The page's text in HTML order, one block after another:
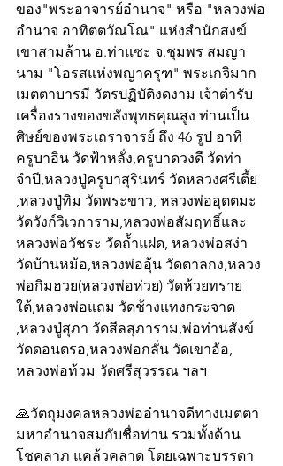
ของ"พระอาจารย์อำนาจ" หรือ "หลวงพ่อ
อำนาจ อาทิตตวัณโณ" แห่งสำนักสงฆ์
เขาสามล้าน อ.ท่าแซะ จ.ชุมพร สมญา
นาม "โอรสแห่งพญาครุฑ" พระเกจิมาก
เมตตาบารมี วัตรปฏิบัติงดงาม เจ้าตำรับ
เครื่องรางของขลังพุทธคุณสูง ท่านเป็น
ศิษย์ของพระเถราจารย์ ถึง 46 รูป อาทิ
ครูบาอิน วัดฟ้าหลั่ง,ครูบาดวงดี วัดท่า
จำปี,หลวงปู่ครูบาสุรินทร์ วัดหลวงศรีเตี้ย
,หลวงปู่ทิม วัดพระขาว, หลวงพ่ออุตตมะ
วัดวังก์วิเวการาม,หลวงพ่อสัมฤทธิ์และ
หลวงพ่อวัชระ วัดถ้ำแฝด, หลวงพ่อสง่า
วัดบ้านหม้อ,หลวงพ่ออุ้น วัดตาลกง,หลวง
พ่อกิมฮวย(หลวงพ่อห่วย) วัดห้วยทราย
ใต้,หลวงพ่อแถม วัดช้างแทงกระจาด
,หลวงปู่สุภา วัดสีลสุภาราม,พ่อท่านสังข์
วัดดอนตรอ,หลวงพ่อกลั่น วัดเขาอ้อ,
หลวงพ่อท้วม วัดศรีสุวรรณ ฯลฯ
🙏วัตถุมงคลหลวงพ่ออำนาจดีทางเมตตา
มหาอำนาจสมกับชื่อท่าน รวมทั้งด้าน
โชคลาภ แคล้วคลาด โดยเฉพาะบรรดา